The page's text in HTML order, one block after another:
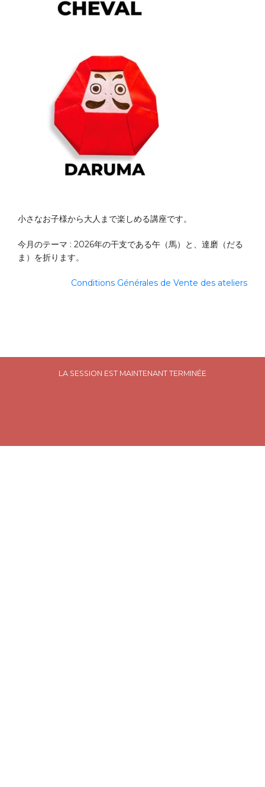
小さなお子様から大人まで楽しめる講座です。
今月のテーマ : 2026年の干支である午（馬）と、達磨（だる
ま）を折ります。
Conditions Générales de Vente des ateliers
LA SESSION EST MAINTENANT TERMINÉE